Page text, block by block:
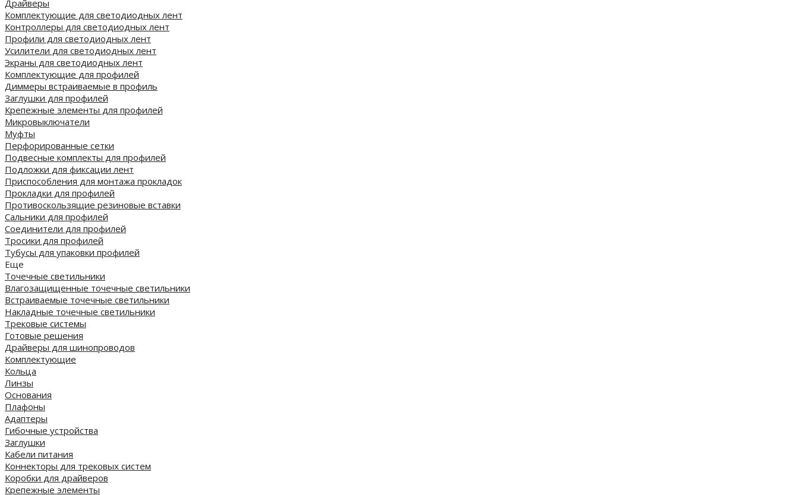
Драйверы
Комплектующие для светодиодных лент
Контроллеры для светодиодных лент
Профили для светодиодных лент
Усилители для светодиодных лент
Экраны для светодиодных лент
Комплектующие для профилей
Диммеры встраиваемые в профиль
Заглушки для профилей
Крепежные элементы для профилей
Микровыключатели
Муфты
Перфорированные сетки
Подвесные комплекты для профилей
Подложки для фиксации лент
Приспособления для монтажа прокладок
Прокладки для профилей
Противоскользящие резиновые вставки
Сальники для профилей
Соединители для профилей
Тросики для профилей
Тубусы для упаковки профилей
Еще
Точечные светильники
Влагозащищенные точечные светильники
Встраиваемые точечные светильники
Накладные точечные светильники
Трековые системы
Готовые решения
Драйверы для шинопроводов
Комплектующие
Кольца
Линзы
Основания
Плафоны
Адаптеры
Гибочные устройства
Заглушки
Кабели питания
Коннекторы для трековых систем
Коробки для драйверов
Крепежные элементы